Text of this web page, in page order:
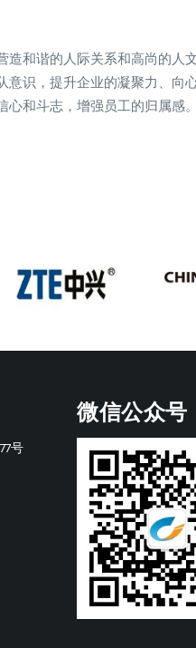
造和谐的人际关系和高尚的人
意识，提升企业的凝聚力、向
和斗志，增强员工的归属感。
号
微信公众号